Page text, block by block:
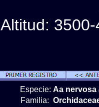
Altitud:
Especie: Aa nervosa
Familia: